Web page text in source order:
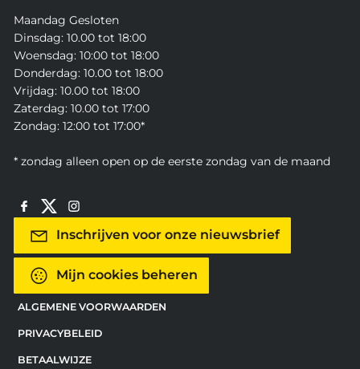
Maandag Gesloten
Dinsdag: 10.00 tot 18:00
Woensdag: 10:00 tot 18:00
Donderdag: 10.00 tot 18:00
Vrijdag: 10.00 tot 18:00
Zaterdag: 10.00 tot 17:00
Zondag: 12:00 tot 17:00*
* zondag alleen open op de eerste zondag van de maand
Inschrijven voor onze nieuwsbrief
Mijn cookies beheren
ALGEMENE VOORWAARDEN
PRIVACYBELEID
BETAALWIJZE